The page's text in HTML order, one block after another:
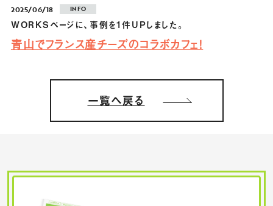
2025/06/18 INFO
WORKSページに、事例を1件UPしました。
青山でフランス産チーズのコラボカフェ！
一覧へ戻る